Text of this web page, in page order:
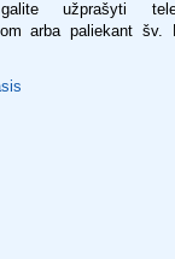
užprašyti
arba paliekant